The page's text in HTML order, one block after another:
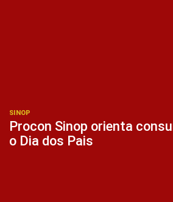
SINOP
Procon Sinop orienta
o Dia dos Pais